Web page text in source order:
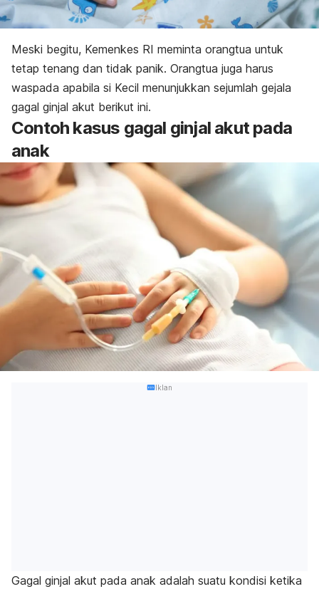
Meski begitu, Kemenkes RI meminta orangtua untuk
tetap tenang dan tidak panik. Orangtua juga harus
waspada apabila si Kecil menunjukkan sejumlah gejala
gagal ginjal akut berikut ini.
Contoh kasus gagal ginjal akut pada
anak
Iklan
Gagal ginjal akut pada anak adalah suatu kondisi ketika